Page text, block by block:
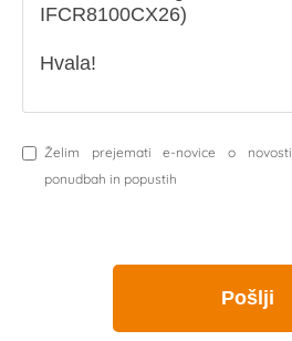
Želim prejemati e-novice o
ponudbah in popustih